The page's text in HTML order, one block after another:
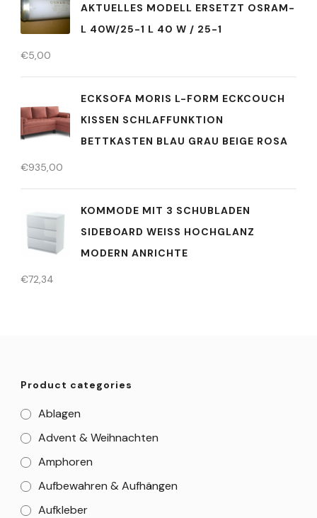
AKTUELLES MODELL ERSETZT OSRAM-
L 40W/25-1 L 40 W / 25-1
€5,00
ECKSOFA MORIS L-FORM ECKCOUCH
KISSEN SCHLAFFUNKTION
BETTKASTEN BLAU GRAU BEIGE ROSA
€935,00
KOMMODE MIT 3 SCHUBLADEN
SIDEBOARD WEISS HOCHGLANZ M
ODERN ANRICHTE
€72,34
Product categories
Ablagen
Advent & Weihnachten
Amphoren
Aufbewahren & Aufhängen
Aufkleber